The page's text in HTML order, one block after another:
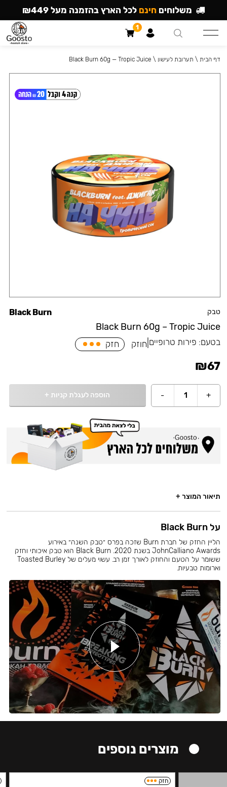
טבק
Black Burn 60g – Tropic Juice
Black Burn
בטעם: פירות טרופיים חוזק חזק
₪67
+
1
- הוספה לעגלת קניות +
דף הבית \ תערובת לעישון \
Black Burn 60g — Tropic Juice
תיאור המוצר +
על Black Burn
הליין החזק של חברת Burn שזכה בפרס ״טבק השנה״ באירוע
JohnCalliano Awards בשנת 2020. Black Burn הוא טבק איכותי וחזק
ששומר על הטעם והחוזק לאורך זמן רב. עשוי מעלים של Toasted Burley
וארומות טבעיות.
מוצרים נוספים
חזק
משלוחים חינם לכל הארץ בהזמנה מעל ₪449
1